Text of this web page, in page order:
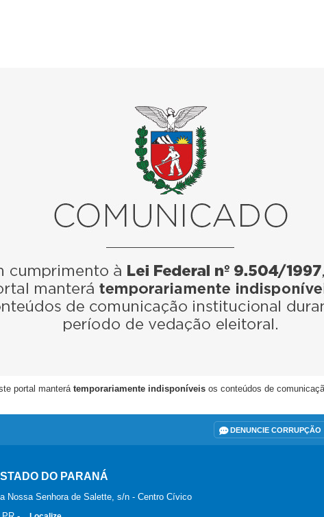
portal manterá temporariamente indisponíveis os conteúdos de
DENUNCIE CORRUPÇÃO
DO PARANÁ
Nossa Senhora de Salette, s/n - Centro Cívico